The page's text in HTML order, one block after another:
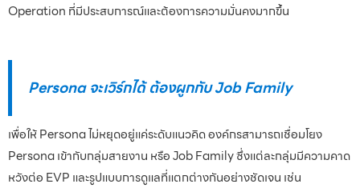
Operation ที่มีประสบการณ์และต้องการความมั่นคงมากขึ้น
Persona จะเวิร์กได้ ต้องผูกกับ Job Family
เพื่อให้ Persona ไม่หยุดอยู่แค่ระดับแนวคิด องค์กรสามารถเชื่อมโยง
Persona เข้ากับกลุ่มสายงาน หรือ Job Family ซึ่งแต่ละกลุ่มมีความคาด
หวังต่อ EVP และรูปแบบการดูแลที่แตกต่างกันอย่างชัดเจน เช่น